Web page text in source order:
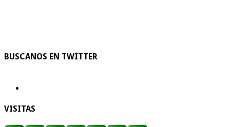
BUSCANOS EN TWITTER
VISITAS